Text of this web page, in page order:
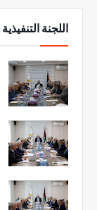
اللجنة التنفيذية